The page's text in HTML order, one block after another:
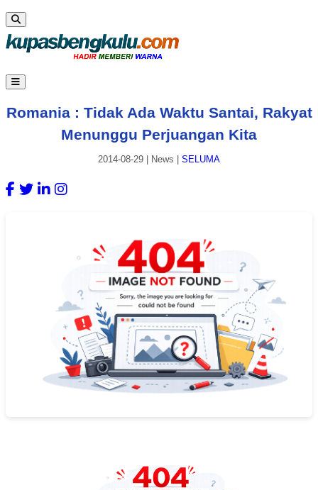
Romania : Tidak Ada Waktu Santai, Rakyat
Menunggu Perjuangan Kita
2014-08-29 News SELUMA